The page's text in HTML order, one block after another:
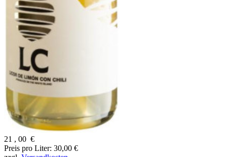
21 , 00 €
Preis pro Liter: 30,00 €